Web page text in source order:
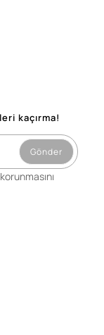
kaçırma!
Gönder
korunmasını